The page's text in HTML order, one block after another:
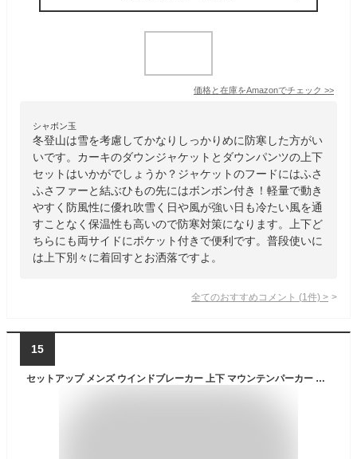
価格と在庫をAmazonでチェック >>
シャボン玉
冬登山は雪を考慮してかなりしっかりめに防寒した方がい
いです。カーキのダウンジャケットとダウンパンツの上下
セットはいかがでしょうか？ジャケットのフードにはふさ
ふさファーと結ぶひもの先にはボンボン付き！軽量で動き
やすく防風性に優れ吹雪く日や風が強い日も冷たい風を通
すことなく保温性も高いので防寒対策になります。上下ど
ちらにも両サイドにポケット付きで便利です。普段使いに
は上下別々に着回すとお洒落ですよ。
全てのおすすめコメント (1 件) >
15
セットアップ メンズ ウインドブレーカー 上下 マウンテンパーカー レディース キッズ 上下セット アウトドアアウトドアジャケット 登山ウェア ジップアップ 登山服 撥水 キャンプ ゴルフ 防寒 釣り ウェア バイク トレッキング パンツ 防風 自転車 スポーツウェア 秋冬